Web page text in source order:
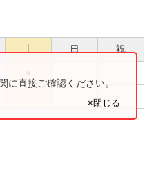
土 日 祝
に直接ご確認ください。
×閉じる